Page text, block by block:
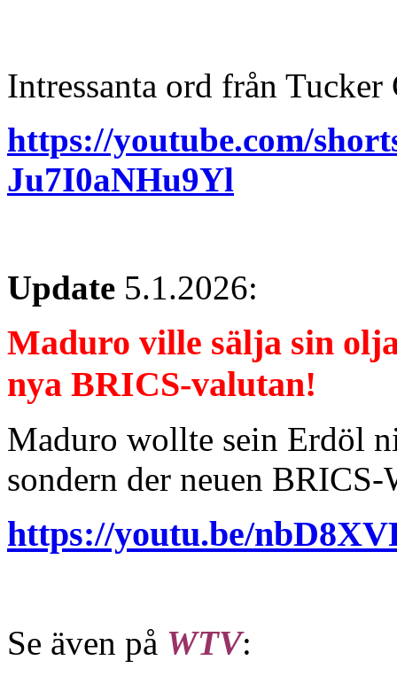
Intressanta ord från
https://youtube.com/
Ju7I0aNHu9Yl
Update 5.1.2026:
Maduro ville sälja sin
nya BRICS-valutan!
Maduro wollte sein Erdöl
sondern der neuen
https://youtu.be/
Se även på WTV: